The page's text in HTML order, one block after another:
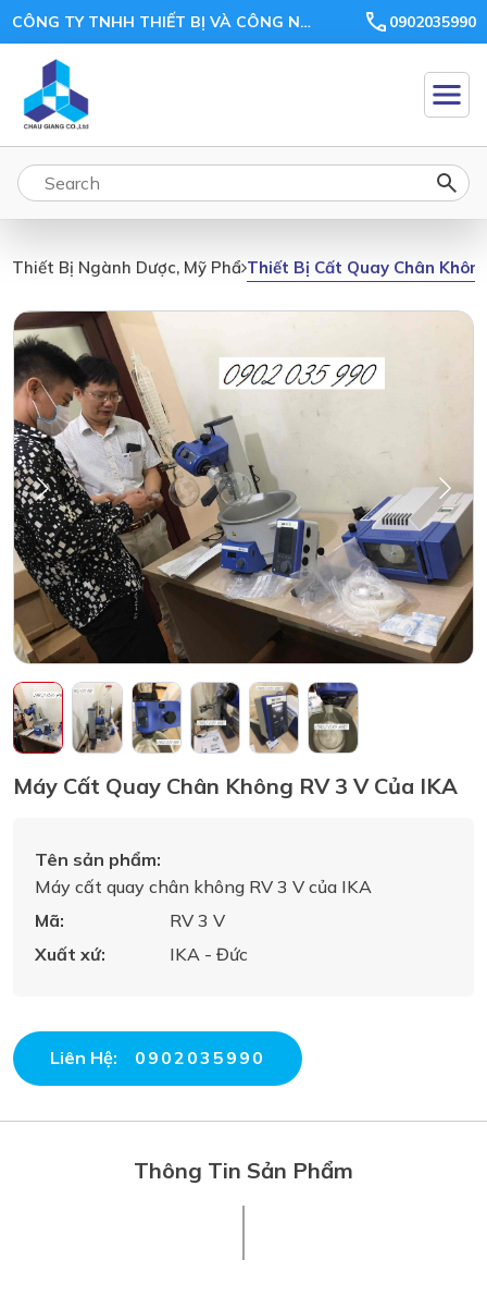
CÔNG TY TNHH THIẾT BỊ VÀ CÔNG NGHỆ CHÂU GIANG 0902035990
Thiết Bị Ngành Dược, Mỹ PhẩmThiết Bị Cất Quay Chân
Máy Cất Quay Chân Không RV 3 V Của IKA
Tên sản phẩm:
Máy cất quay chân không RV 3 V của IKA
Mã:
RV 3 V
Xuất xứ:
IKA - Đức
Liên Hệ: 0902035990
Thông Tin Sản Phẩm